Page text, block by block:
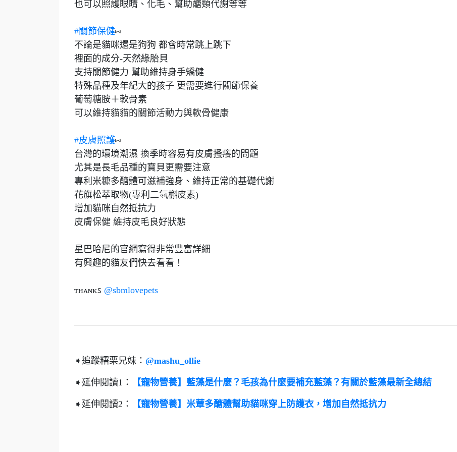
也可以照護眼睛、化毛、幫助醣類代謝等等
#關節保健⑅
不論是貓咪還是狗狗 都會時常跳上跳下
裡面的成分-天然綠胎貝
支持關節健力 幫助維持身手矯健
特殊品種及年紀大的孩子 更需要進行關節保養
葡萄糖胺＋軟骨素
可以維持貓貓的關節活動力與軟骨健康
#皮膚照護⑅
台灣的環境潮濕 換季時容易有皮膚搔癢的問題
尤其是長毛品種的寶貝更需要注意
專利米糠多醣體可滋補強身、維持正常的基礎代謝
花旗松萃取物(專利二氫槲皮素)
增加貓咪自然抵抗力
皮膚保健 維持皮毛良好狀態
星巴哈尼的官網寫得非常豐富詳細
有興趣的貓友們快去看看！
ᴛʜᴀɴᴋꜱ @sbmlovepets
➧追蹤糬栗兄妹： @mashu_ollie
➧延伸閱讀1： 【寵物營養】藍藻是什麼？毛孩為什麼要補充藍藻？有關於藍藻最新全總結
➧延伸閱讀2： 【寵物營養】米蕈多醣體幫助貓咪穿上防護衣，增加自然抵抗力